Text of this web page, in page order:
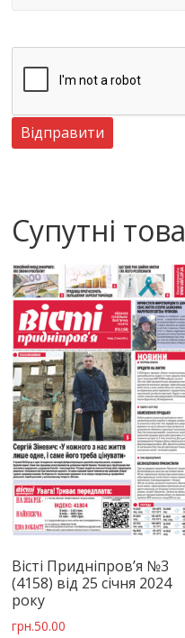
Супутні
Вісті Придніпров’я №3
(4158) від 25 січня 2024
року
грн.50.00